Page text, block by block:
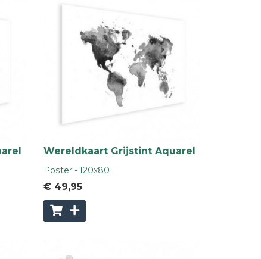
Wereldkaart Grijstint Aquarel
Poster - 120x80
€ 49,95